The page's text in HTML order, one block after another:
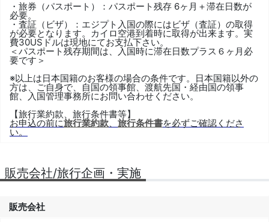
・旅券（パスポート）：パスポート残存 6ヶ月＋滞在日数が
必要。
・査証（ビザ）：エジプト入国の際にはビザ（査証）の取得
が必要となります。カイロ空港到着時に取得が出来ます。実
費30USドルは現地にてお支払下さい。
＜パスポート残存期間は、入国時に滞在日数プラス６ヶ月必
要です＞
※以上は日本国籍のお客様の場合の条件です。日本国籍以外の
方は、ご自身で、自国の領事館、渡航先国・経由国の領事
館、入国管理事務所にお問い合わせください。
【旅行業約款、旅行条件書等】
お申込の前に旅行業約款、 旅行条件書を必ずご確認くださ
い。
販売会社/旅行企画・実施
販売会社